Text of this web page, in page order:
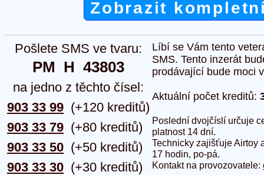
Zobrazit
Pošlete SMS ve tvaru:
PM  H  43803
na jedno z těchto čísel:
903 33 99
903 33 79
903 33 50
903 33 30
(+120 kreditů)
(+80 kreditů)
(+50 kreditů)
(+30 kreditů)
Líbí se Vám tento
SMS. Tento inzerát
prodávající bude moci
Aktuální počet kreditů:
Poslední dvojčíslí určuje
platnost 14 dní.
Technicky zajišťuje Airtoy
17 hodin, po-pá.
Kontakt na provozovatele: